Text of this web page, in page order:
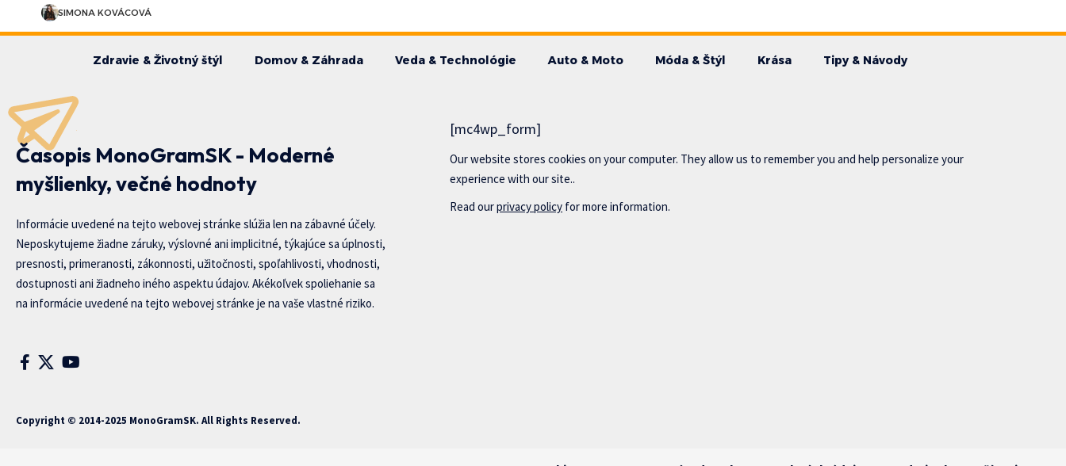
SIMONA KOVÁCOVÁ
Zdravie & Životný štýl Domov & Záhrada Veda & Technológie Auto & Moto Móda & Štýl Krása Tipy & Návody
Časopis MonoGramSK - Moderné
myšlienky, večné hodnoty
Informácie uvedené na tejto webovej stránke slúžia len na zábavné účely.
Neposkytujeme žiadne záruky, výslovné ani implicitné, týkajúce sa úplnosti,
presnosti, primeranosti, zákonnosti, užitočnosti, spoľahlivosti, vhodnosti,
dostupnosti ani žiadneho iného aspektu údajov. Akékoľvek spoliehanie sa
na informácie uvedené na tejto webovej stránke je na vaše vlastné riziko.
[mc4wp_form]
Our website stores cookies on your computer. They allow us to remember you and help personalize your
experience with our site..
Read ourprivacy policy for more information.
Copyright © 2014-2025 MonoGramSK. All Rights Reserved.